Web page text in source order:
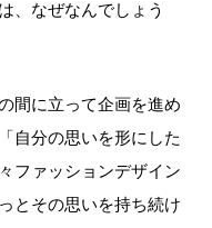
、なぜなんでしょう
間に立って企画を進め
自分の思いを形にした
ファッションデザイン
とその思いを持ち続け